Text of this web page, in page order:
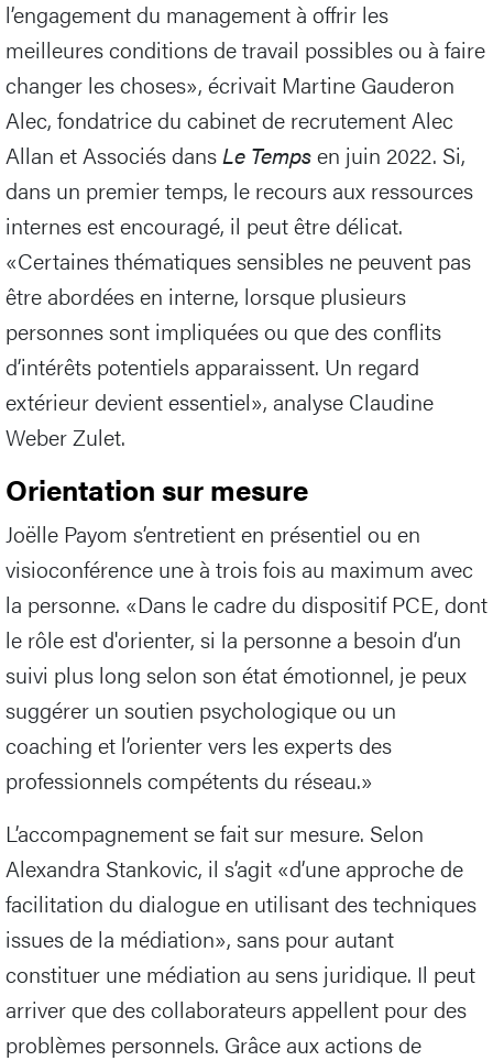
l’engagement du management à offrir les
meilleures conditions de travail possibles ou à faire
changer les choses», écrivait Martine Gauderon
Alec, fondatrice du cabinet de recrutement Alec
Allan et Associés dans Le Tempsen juin 2022. Si,
dans un premier temps, le recours aux ressources
internes est encouragé, il peut être délicat.
«Certaines thématiques sensibles ne peuvent pas
être abordées en interne, lorsque plusieurs
personnes sont impliquées ou que des conflits
d’intérêts potentiels apparaissent. Un regard
extérieur devient essentiel», analyse Claudine
Weber Zulet.
Orientation sur mesure
Joëlle Payom s’entretient en présentiel ou en
visioconférence une à trois fois au maximum avec
la personne. «Dans le cadre du dispositif PCE, dont
le rôle est d'orienter, si la personne a besoin d’un
suivi plus long selon son état émotionnel, je peux
suggérer un soutien psychologique ou un
coaching et l’orienter vers les experts des
professionnels compétents du réseau.»
L’accompagnement se fait sur mesure. Selon
Alexandra Stankovic, il s’agit «d’une approche de
facilitation du dialogue en utilisant des techniques
issues de la médiation», sans pour autant
constituer une médiation au sens juridique. Il peut
arriver que des collaborateurs appellent pour des
problèmes personnels. Grâce aux actions de